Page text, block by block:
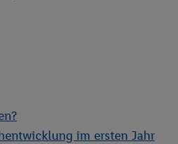
im ersten Jahr